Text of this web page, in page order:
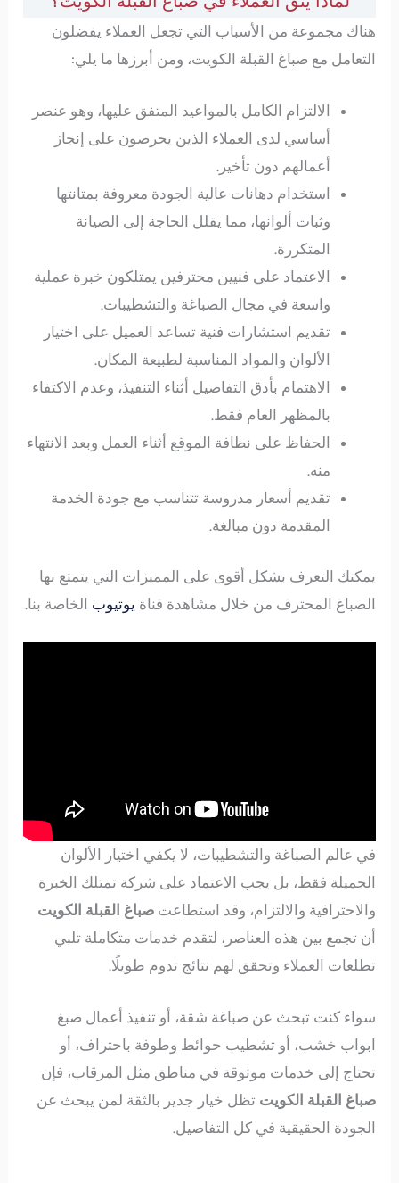
هناك مجموعة من الأسباب التي تجعل العملاء يفضلون
التعامل مع صباغ القبلة الكويت، ومن أبرزها ما يلي:
الالتزام الكامل بالمواعيد المتفق عليها، وهو عنصر
أساسي لدى العملاء الذين يحرصون على إنجاز
أعمالهم دون تأخير.
استخدام دهانات عالية الجودة معروفة بمتانتها
وثبات ألوانها، مما يقلل الحاجة إلى الصيانة
المتكررة.
الاعتماد على فنيين محترفين يمتلكون خبرة عملية
واسعة في مجال الصباغة والتشطيبات.
تقديم استشارات فنية تساعد العميل على اختيار
الألوان والمواد المناسبة لطبيعة المكان.
الاهتمام بأدق التفاصيل أثناء التنفيذ، وعدم الاكتفاء
بالمظهر العام فقط.
الحفاظ على نظافة الموقع أثناء العمل وبعد الانتهاء
منه.
تقديم أسعار مدروسة تتناسب مع جودة الخدمة
المقدمة دون مبالغة.
يمكنك التعرف بشكل أقوى على المميزات التي يتمتع بها
الصباغ المحترف من خلال مشاهدة قناة يوتيوب الخاصة بنا.
في عالم الصباغة والتشطيبات، لا يكفي اختيار الألوان
الجميلة فقط، بل يجب الاعتماد على شركة تمتلك الخبرة
والاحترافية والالتزام، وقد استطاعتصباغ القبلة الكويت
أن تجمع بين هذه العناصر، لتقدم خدمات متكاملة تلبي
تطلعات العملاء وتحقق لهم نتائج تدوم طويلًا.
سواء كنت تبحث عن صباغة شقة، أو تنفيذ أعمال صبغ
ابواب خشب، أو تشطيب حوائط وطوفة باحتراف، أو
تحتاج إلى خدمات موثوقة في مناطق مثل المرقاب، فإن
صباغ القبلة الكويت تظل خيار جدير بالثقة لمن يبحث عن
الجودة الحقيقية في كل التفاصيل.